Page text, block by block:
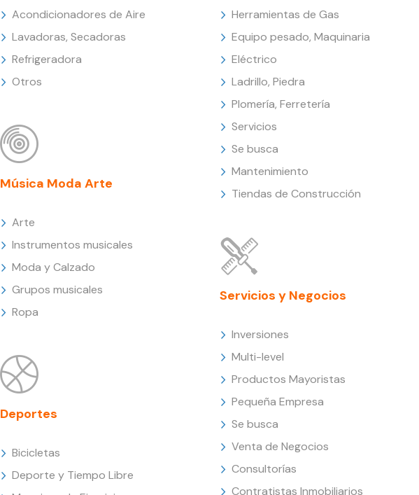
Acondicionadores de Aire
Lavadoras, Secadoras
Refrigeradora
Otros
Música Moda Arte
Arte
Instrumentos musicales
Moda y Calzado
Grupos musicales
Ropa
Deportes
Bicicletas
Deporte y Tiempo Libre
Herramientas de Gas
Equipo pesado, Maquinaria
Eléctrico
Ladrillo, Piedra
Plomería, Ferretería
Servicios
Se busca
Mantenimiento
Tiendas de Construcción
Servicios y Negocios
Inversiones
Multi-level
Productos Mayoristas
Pequeña Empresa
Se busca
Venta de Negocios
Consultorías
Contratistas Inmobiliarios